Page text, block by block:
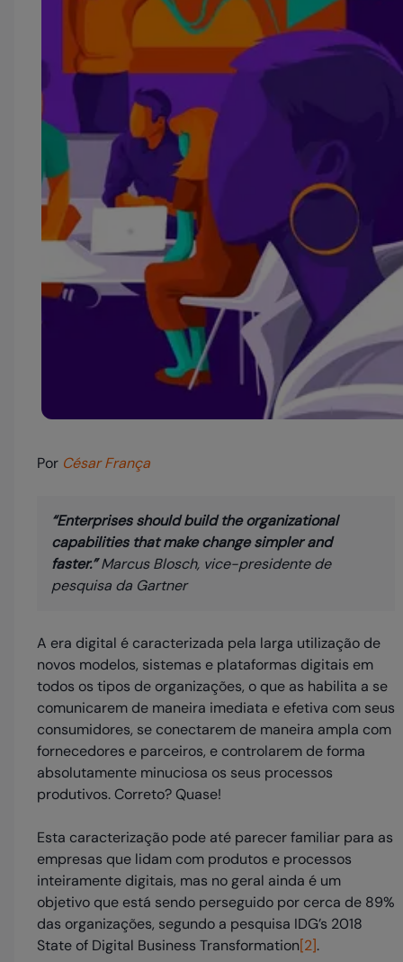
Por César França
“Enterprises should build the organizational
capabilities that make change simpler and
faster.”Marcus Blosch, vice-presidente de
pesquisa da Gartner
A era digital é caracterizada pela larga utilização de
novos modelos, sistemas e plataformas digitais em
todos os tipos de organizações, o que as habilita a se
comunicarem de maneira imediata e efetiva com seus
consumidores, se conectarem de maneira ampla com
fornecedores e parceiros, e controlarem de forma
absolutamente minuciosa os seus processos
produtivos. Correto? Quase!
Esta caracterização pode até parecer familiar para as
empresas que lidam com produtos e processos
inteiramente digitais, mas no geral ainda é um
objetivo que está sendo perseguido por cerca de 89%
das organizações, segundo a pesquisa IDG’s 2018
State of Digital Business Transformation[2].